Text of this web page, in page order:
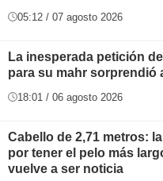
05:12 / 07 agosto 2026
La inesperada petición
para su mahr sorprendió
18:01 / 06 agosto 2026
Cabello de 2,71 metros:
por tener el pelo más
vuelve a ser noticia